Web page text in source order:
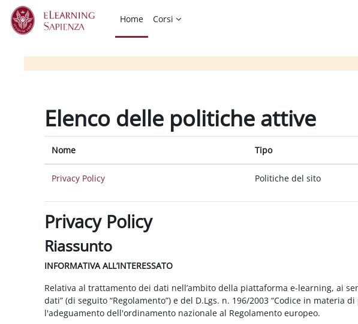
Vai al contenuto principale
Home
Corsi
Elenco delle politiche attive
Nome Tipo
Privacy Policy Politiche del sito
Privacy Policy
Riassunto
INFORMATIVA ALL’INTERESSATO
Relativa al trattamento dei dati nell’ambito della piattaforma e-learning, ai
dati” (di seguito “Regolamento”) e del D.Lgs. n. 196/2003 “Codice in
l'adeguamento dell'ordinamento nazionale al Regolamento europeo.